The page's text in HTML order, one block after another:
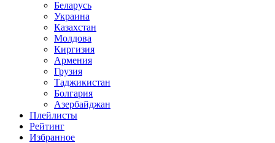
Беларусь
Украина
Казахстан
Молдова
Киргизия
Армения
Грузия
Таджикистан
Болгария
Азербайджан
Плейлисты
Рейтинг
Избранное